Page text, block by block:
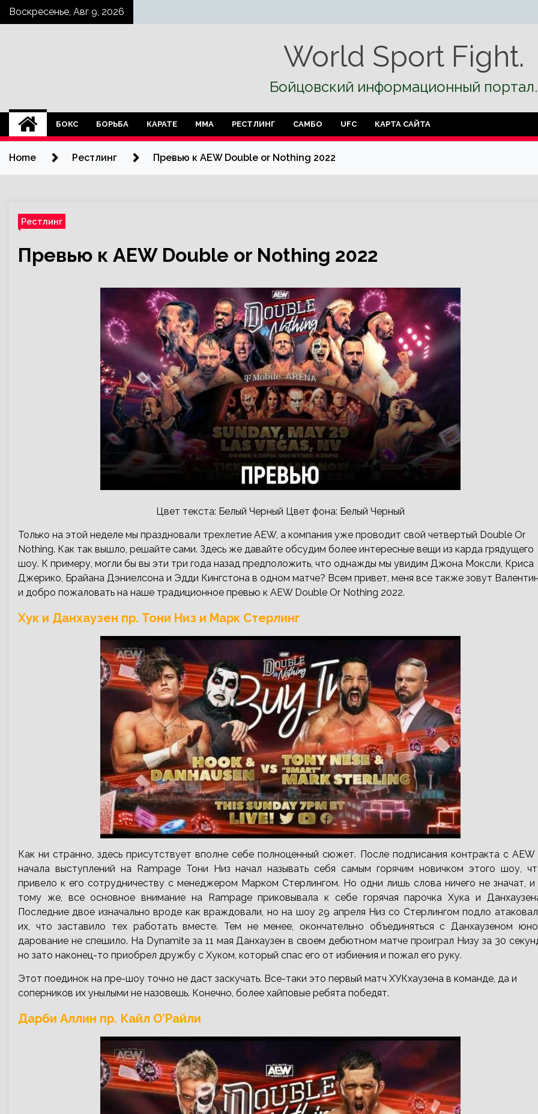
SkipВоскресенье, Авг 9, 2026
World Sport Fight.
Бойцовский информационный портал.
БОКС БОРЬБА КАРАТЕ ММА РЕСТЛИНГ САМБО UFC КАРТА САЙТА
Home Рестлинг Превью к AEW Double or Nothing 2022
Рестлинг
Превью к AEW Double or Nothing 2022
Цвет текста: Белый Черный Цвет фона: Белый Черный
Только на этой неделе мы праздновали трехлетие AEW, а компания уже проводит свой четвертый Double Or
Nothing. Как так вышло, решайте сами. Здесь же давайте обсудим более интересные вещи из карда грядущего
шоу. К примеру, могли бы вы эти три года назад предположить, что однажды мы увидим Джона Моксли, Криса
Джерико, Брайана Дэниелсона и Эдди Кингстона в одном матче? Всем привет, меня все также зовут
и добро пожаловать на наше традиционное превью к AEW Double Or Nothing 2022.
Хук и Данхаузен пр. Тони Низ и Марк Стерлинг
Как ни странно, здесь присутствует вполне себе полноценный сюжет. После подписания контракта с AEW
начала выступлений на Rampage Тони Низ начал называть себя самым горячим новичком этого шоу,
привело к его сотрудничеству с менеджером Марком Стерлингом. Но одни лишь слова ничего не значат, и
тому же, все основное внимание на Rampage приковывала к себе горячая парочка Хука и
Последние двое изначально вроде как враждовали, но на шоу 29 апреля Низ со Стерлингом подло
их, что заставило тех работать вместе. Тем не менее, окончательно объединяться с Данхаузеном
дарование не спешило. На Dynamite за 11 мая Данхаузен в своем дебютном матче проиграл Низу за 30
но зато наконец-то приобрел дружбу с Хуком, который спас его от избиения и пожал его руку.
Этот поединок на пре-шоу точно не даст заскучать. Все-таки это первый матч ХУКхаузена в команде, да и
соперников их унылыми не назовешь. Конечно, более хайповые ребята победят.
Дарби Аллин пр. Кайл О’Райли